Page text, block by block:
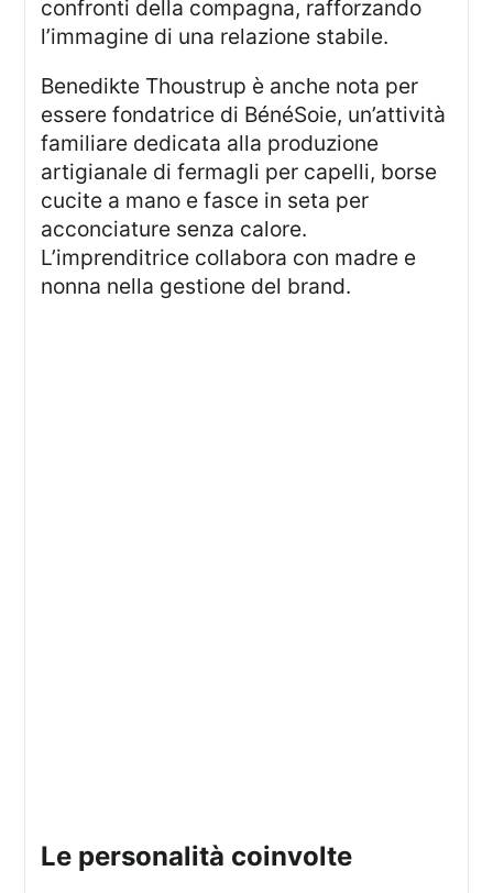
confronti della compagna, rafforzando
l’immagine di una relazione stabile.
Benedikte Thoustrup è anche nota per
essere fondatrice di BénéSoie, un’attività
familiare dedicata alla produzione
artigianale di fermagli per capelli, borse
cucite a mano e fasce in seta per
acconciature senza calore.
L’imprenditrice collabora con madre e
nonna nella gestione del brand.
le personalità coinvolte